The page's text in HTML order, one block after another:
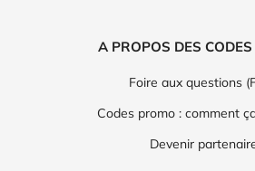
A PROPOS DES
Foire aux questions
Codes promo : comment
Devenir